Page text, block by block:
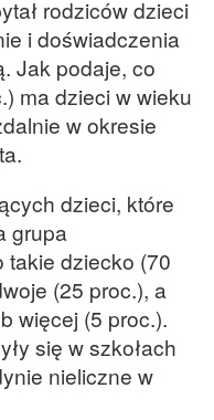
rodziców dzieci
i doświadczenia
Jak podaje, co
ma dzieci w wieku
w okresie
dzieci, które
grupa
takie dziecko (70
(25 proc.), a
więcej (5 proc.).
się w szkołach
nieliczne w